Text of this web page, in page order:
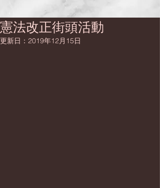
憲法改正街頭活動
更新日： 2019年12月15日